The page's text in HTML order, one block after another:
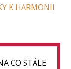
K HARMONII
CO STÁLE